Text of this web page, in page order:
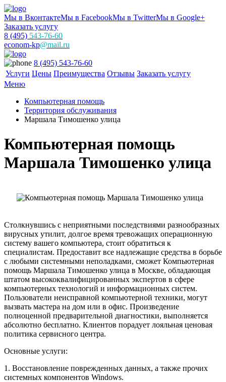
Мы в ВконтактеМы в FacebookМы в TwitterМы в Google+
Заказать услугу
8 (495) 543-76-60
econom-kp@mail.ru
8 (495) 543-76-60
Услуги Цены Преимущества Отзывы Заказать услугу
Меню
Компьютерная помощь
Территория обслуживания
Маршала Тимошенко улица
Компьютерная помощь
Маршала Тимошенко улица
Столкнувшись с неприятными последствиями разнообразных
вирусных утилит, долгое время тревожащих операционную
систему вашего компьютера, стоит обратиться к
специалистам. Предоставит все надлежащие средства в борьбе
с любыми системными неполадками, сможет Компьютерная
помощь Маршала Тимошенко улица в Москве, обладающая
штатом высококвалифицированных экспертов в сфере
компьютерных технологий и информационных систем.
Пользователи неисправной компьютерной техники, могут
вызвать мастера на дом или в офис. Произведение
полноценной предварительной диагностики, выполняется
абсолютно бесплатно. Клиентов порадует лояльная ценовая
политика сервисного центра.
Основные услуги:
1. Восстановление поврежденных данных, а также прочих
системных компонентов Windows.